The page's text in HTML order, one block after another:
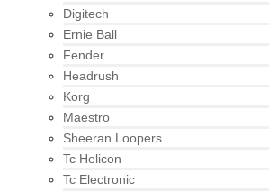
Digitech
Ernie Ball
Fender
Headrush
Korg
Maestro
Sheeran Loopers
Tc Helicon
Tc Electronic